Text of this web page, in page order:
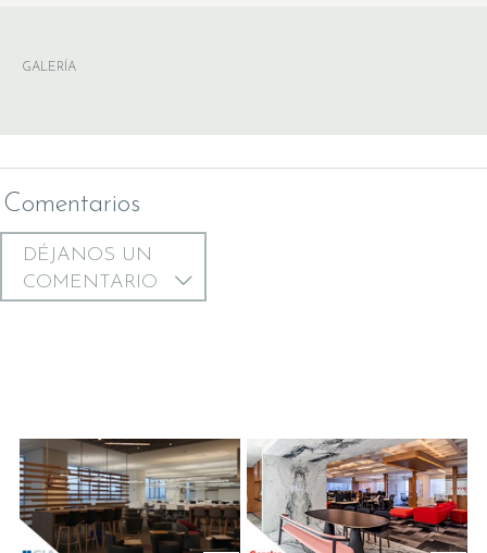
GALERÍA
Comentarios
DÉJANOS UN
COMENTARIO